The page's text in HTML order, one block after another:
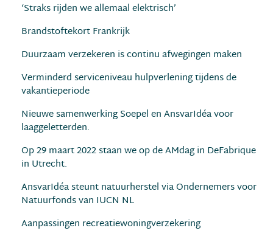
‘Straks rijden we allemaal elektrisch’
Brandstoftekort Frankrijk
Duurzaam verzekeren is continu afwegingen maken
Verminderd serviceniveau hulpverlening tijdens de
vakantieperiode
Nieuwe samenwerking Soepel en AnsvarIdéa voor
laaggeletterden.
Op 29 maart 2022 staan we op de AMdag in DeFabrique
in Utrecht.
AnsvarIdéa steunt natuurherstel via Ondernemers voor
Natuurfonds van IUCN NL
Aanpassingen recreatiewoningverzekering